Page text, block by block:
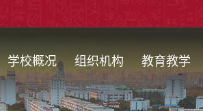
学校概况 组织机构 教育教学